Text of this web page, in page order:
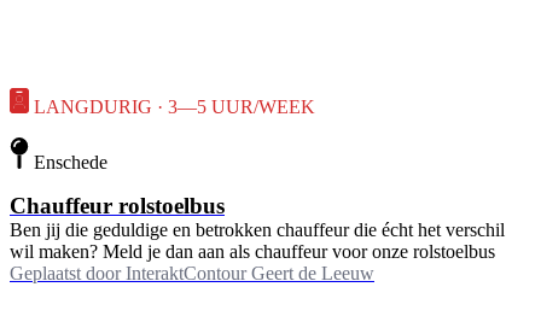
LANGDURIG · 3—5 UUR/WEEK
Enschede
Chauffeur rolstoelbus
Ben jij die geduldige en betrokken chauffeur die écht het verschil
wil maken? Meld je dan aan als chauffeur voor onze rolstoelbus
Geplaatst door InteraktContour Geert de Leeuw